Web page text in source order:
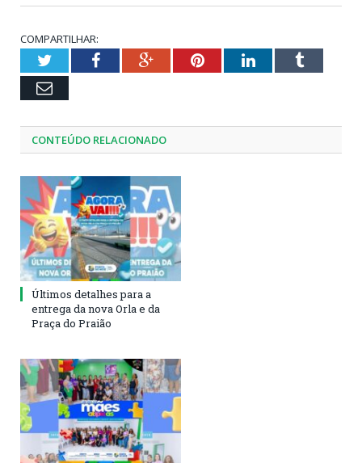
COMPARTILHAR:
TwitterFacebookGoogle+PinterestLinkedInTumblr
Email
CONTEÚDO RELACIONADO
Últimos detalhes para a
entrega da nova Orla e da
Praça do Praião